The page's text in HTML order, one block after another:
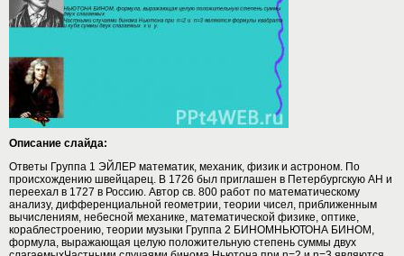
Описание слайда:
Ответы Группа 1 ЭЙЛЕР математик, механик, физик и астроном. По
происхождению швейцарец. В 1726 был приглашен в Петербургскую АН и
переехал в 1727 в Россию. Автор св. 800 работ по математическому
анализу, дифференциальной геометрии, теории чисел, приближенным
вычислениям, небесной механике, математической физике, оптике,
кораблестроению, теории музыки Группа 2 БИНОМНЬЮТОНА БИНОМ,
формула, выражающая целую положительную степень суммы двух